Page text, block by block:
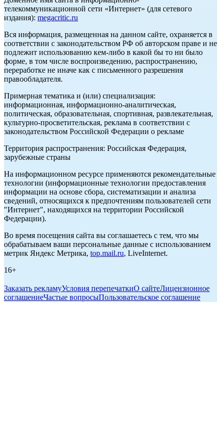
телекоммуникационной сети «Интернет» (для сетевого
издания): megacritic.ru
Вся информация, размещенная на данном сайте, охраняется в
соответствии с законодательством РФ об авторском праве и не
подлежит использованию кем-либо в какой бы то ни было
форме, в том числе воспроизведению, распространению,
переработке не иначе как с письменного разрешения
правообладателя.
Примерная тематика и (или) специализация:
информационная, информационно-аналитическая,
политическая, образовательная, спортивная, развлекательная,
культурно-просветительская, реклама в соответствии с
законодательством Российской Федерации о рекламе
Территория распространения: Российская Федерация,
зарубежные страны
На информационном ресурсе применяются рекомендательные
технологии (информационные технологии предоставления
информации на основе сбора, систематизации и анализа
сведений, относящихся к предпочтениям пользователей сети
"Интернет", находящихся на территории Российской
Федерации).
Во время посещения сайта вы соглашаетесь с тем, что мы
обрабатываем ваши персональные данные с использованием
метрик Яндекс Метрика, top.mail.ru, LiveInternet.
16+
Заказать рекламуУсловия перепечаткиО сайтеЛицензионное
соглашениеЧастые вопросыПользовательское соглашение